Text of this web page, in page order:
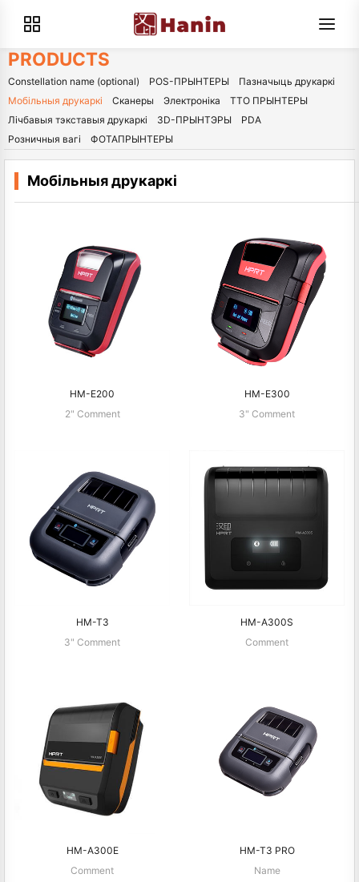
PRODUCTS
Constellation name (optional) POS-ПРЫНТЕРЫ
Пазначыць друкаркі
Мобільныя друкаркі
Сканеры Электроніка
ТТО ПРЫНТЕРЫ
Лічбавыя тэкставыя друкаркі
3D-ПРЫНТЭРЫ
PDA
Розничныя вагі
ФОТАПРЫНТЕРЫ
Мобільныя друкаркі
HM-E200
2" Comment
HM-E300
3" Comment
HM-T3
3" Comment
HM-A300S
Comment
HM-A300E
Comment
HM-T3 PRO
Name